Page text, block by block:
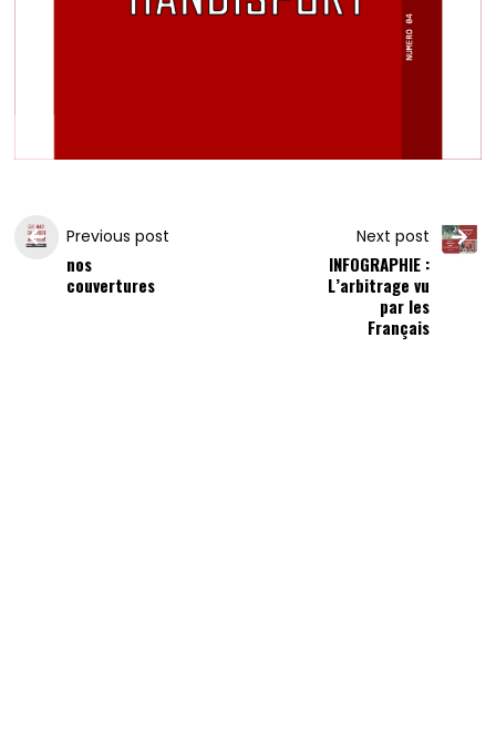
Previous post
nos
couvertures
Next post
INFOGRAPHIE :
L’arbitrage vu
par les
Français